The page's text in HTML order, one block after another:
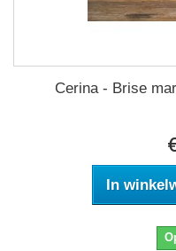
Cerina - Brise
In